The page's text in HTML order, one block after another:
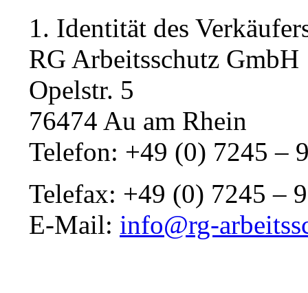
1. Identität des
RG Arbeitsschutz GmbH
Opelstr. 5
76474 Au am Rhein
Telefon: +49 (0) 7245 –
Telefax: +49 (0) 7245 –
E-Mail: info@rg-